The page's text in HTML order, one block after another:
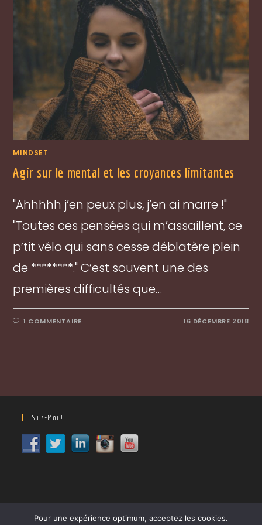
MINDSET
Agir sur le mental et les croyances limitantes
"Ahhhhh j’en peux plus, j’en ai marre !"
"Toutes ces pensées qui m’assaillent, ce
p’tit vélo qui sans cesse déblatère plein
de ********." C’est souvent une des
premières difficultés que…
1 COMMENTAIRE 16 DÉCEMBRE 2018
Suis-Moi !
Pour une expérience optimum, acceptez les cookies.